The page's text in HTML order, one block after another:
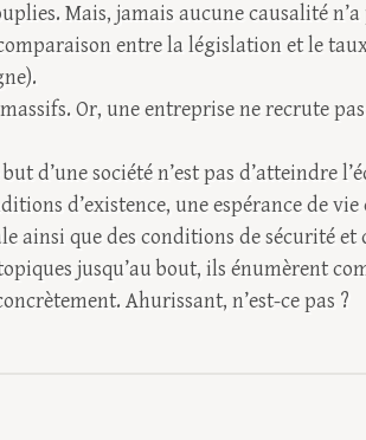
Mais, jamais aucune causalité n’a
entre la législation et le
Or, une entreprise ne recrute
d’une société n’est pas d’atteindre
d’existence, une espérance de vie
ainsi que des conditions de sécurité et
jusqu’au bout, ils énumèrent
Ahurissant, n’est-ce pas ?